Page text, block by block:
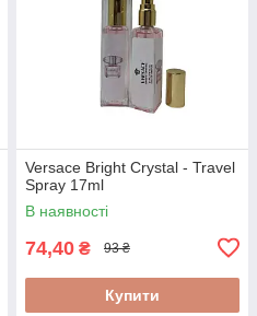
Versace Bright Crystal - Travel
Spray 17ml
В наявності
74,40 ₴ 93 ₴
Купити